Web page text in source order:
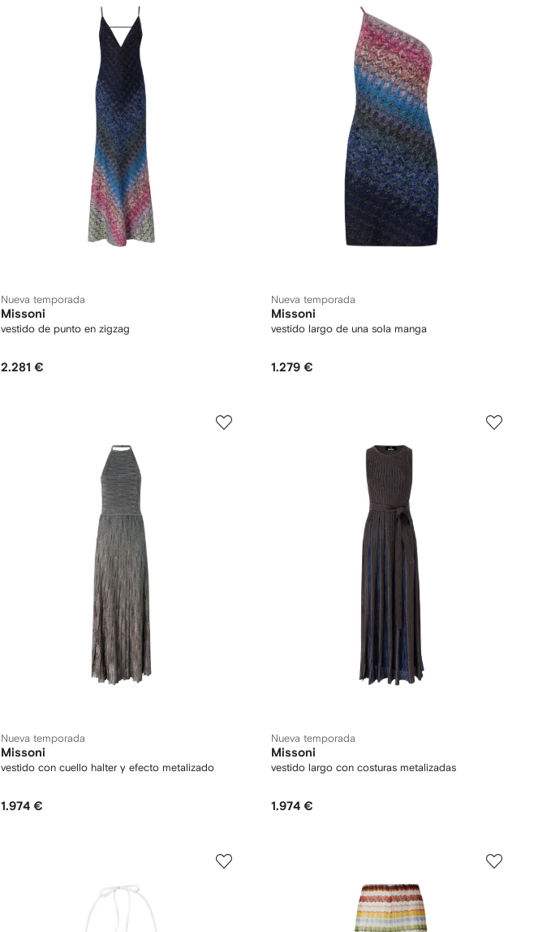
Nueva temporada
Missoni
vestido de punto en zigzag
2.281 €
Nueva temporada
Missoni
vestido largo de una sola manga
1.279 €
Nueva temporada
Missoni
vestido con cuello halter y efecto metalizado
1.974 €
Nueva temporada
Missoni
vestido largo con costuras metalizadas
1.974 €